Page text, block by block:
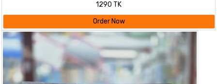
1290 TK
Order Now